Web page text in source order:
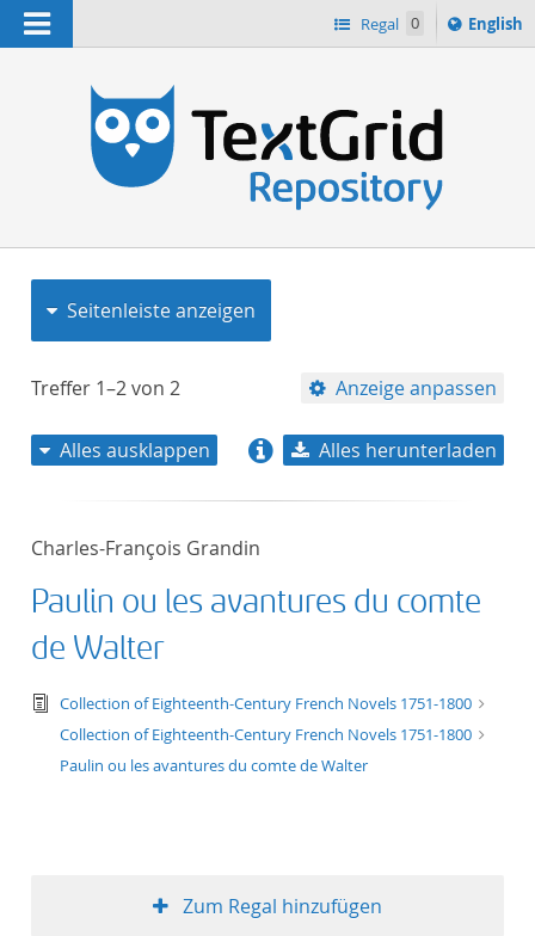
Navigation Regal 0
Switch
English
Seitenleiste anzeigen
Treffer 1–2von 2 Anzeige anpassen
Titel absteigend
Format absteigend
Alles ausklappen Alles herunterladen
Charles-François Grandin
Paulin ou les avantures du comte
de Walter
text/tg.edition+tg.aggregation+xml
Collection of Eighteenth-Century French Novels 1751-1800
Collection of Eighteenth-Century French Novels 1751-1800
Paulin ou les avantures du comte de Walter
Zum Regal hinzufügen